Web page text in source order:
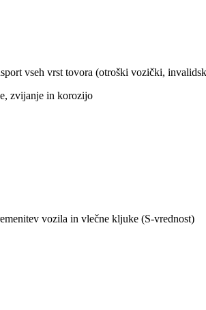
vseh vrst tovora (otroški vozički,
zvijanje in korozijo
vozila in vlečne kljuke (S-vrednost)